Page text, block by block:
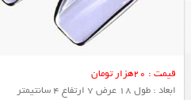
قیمت : 20هزار تومان
ابعاد : طول 18 عرض 7 ارتفاع 4 سانتیمتر